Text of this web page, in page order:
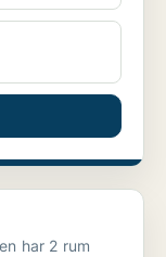
Bostaden har 2 rum